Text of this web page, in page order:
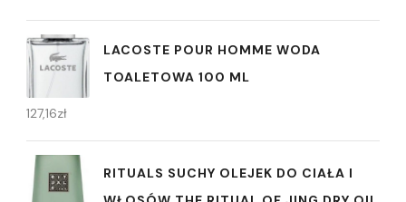
LACOSTE POUR HOMME WODA
TOALETOWA 100 ML
127,16zł
RITUALS SUCHY OLEJEK DO CIAŁA I